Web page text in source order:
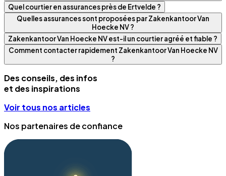
Quel courtier en assurances près de Ertvelde ?
Quelles assurances sont proposées par Zakenkantoor Van
Hoecke NV ?
Zakenkantoor Van Hoecke NV est-il un courtier agréé et fiable ?
Comment contacter rapidement Zakenkantoor Van Hoecke NV
?
Des conseils, des infos
et des inspirations
Voir tous nos articles
Nos partenaires de confiance